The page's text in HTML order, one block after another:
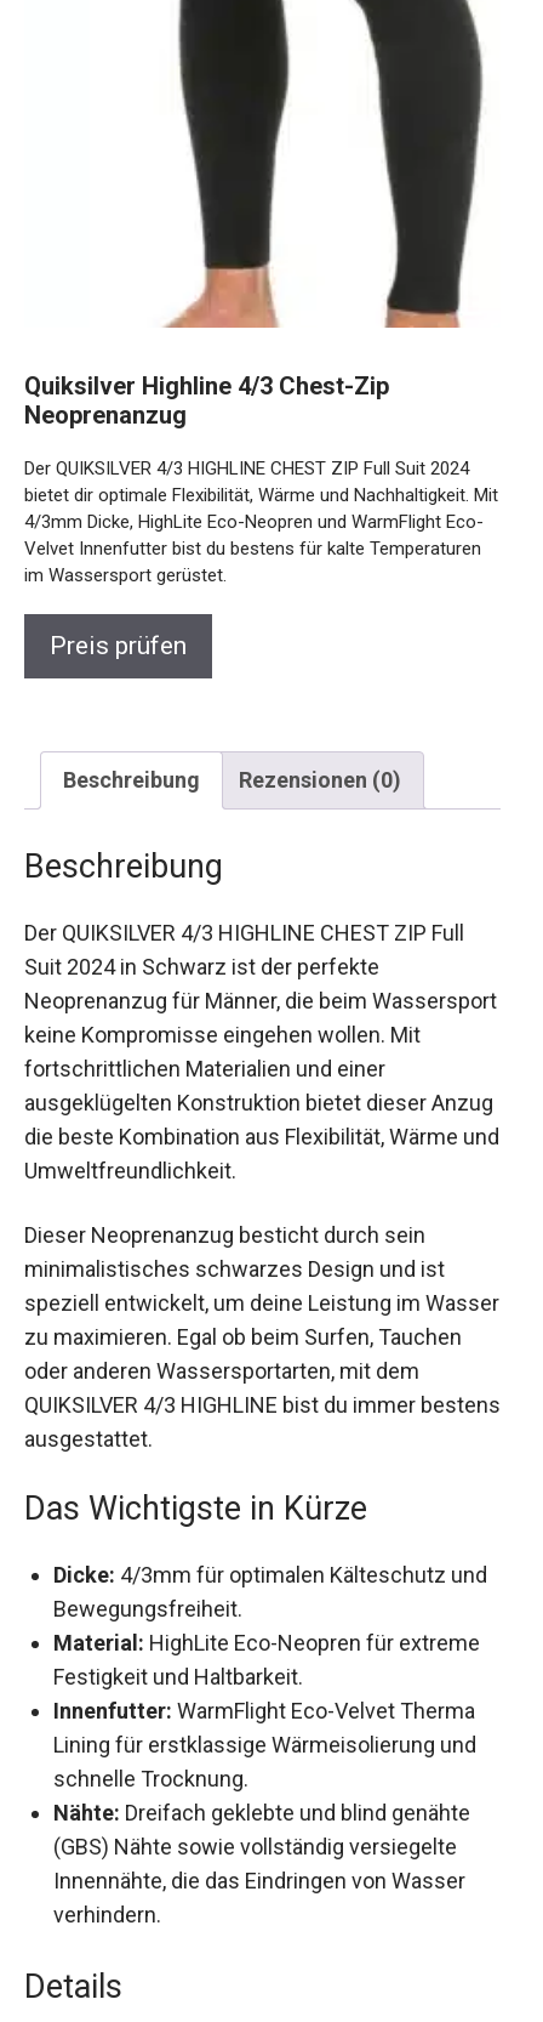
Quiksilver Highline 4/3 Chest-Zip
Neoprenanzug
Der QUIKSILVER 4/3 HIGHLINE CHEST ZIP Full Suit 2024
bietet dir optimale Flexibilität, Wärme und Nachhaltigkeit. Mit
4/3mm Dicke, HighLite Eco-Neopren und WarmFlight Eco-
Velvet Innenfutter bist du bestens für kalte Temperaturen
im Wassersport gerüstet.
Preis prüfen
Beschreibung Rezensionen (0)
Beschreibung
Der QUIKSILVER 4/3 HIGHLINE CHEST ZIP Full
Suit 2024 in Schwarz ist der perfekte
Neoprenanzug für Männer, die beim Wassersport
keine Kompromisse eingehen wollen. Mit
fortschrittlichen Materialien und einer
ausgeklügelten Konstruktion bietet dieser Anzug
die beste Kombination aus Flexibilität, Wärme und
Umweltfreundlichkeit.
Dieser Neoprenanzug besticht durch sein
minimalistisches schwarzes Design und ist
speziell entwickelt, um deine Leistung im Wasser
zu maximieren. Egal ob beim Surfen, Tauchen
oder anderen Wassersportarten, mit dem
QUIKSILVER 4/3 HIGHLINE bist du immer bestens
ausgestattet.
Das Wichtigste in Kürze
Dicke: 4/3mm für optimalen Kälteschutz und
Bewegungsfreiheit.
Material: HighLite Eco-Neopren für extreme
Festigkeit und Haltbarkeit.
Innenfutter: WarmFlight Eco-Velvet Therma
Lining für erstklassige Wärmeisolierung und
schnelle Trocknung.
Nähte: Dreifach geklebte und blind genähte
(GBS) Nähte sowie vollständig versiegelte
Innennähte, die das Eindringen von Wasser
verhindern.
Details